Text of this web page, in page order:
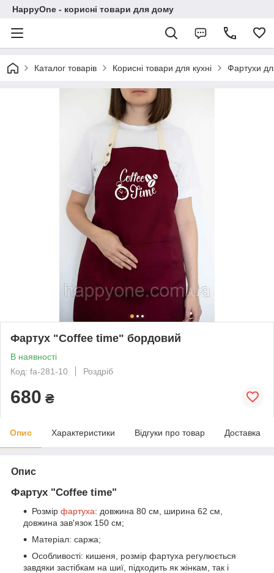
HappyOne - корисні товари для дому
Каталог товарів Корисні товари для кухні Фартухи
Фартух "Coffee time" бордовий
В наявності
Код: fa-281-10
Роздріб
680 ₴
Опис Характеристики Відгуки про товар Доставка
Опис
Фартух "Coffee time"
Розмір фартуха: довжина 80 см, ширина 62 см,
довжина зав'язок 150 см;
Матеріал: саржа;
Особливості: кишеня, розмір фартуха регулюється
завдяки застібкам на шиї, підходить як жінкам, так і